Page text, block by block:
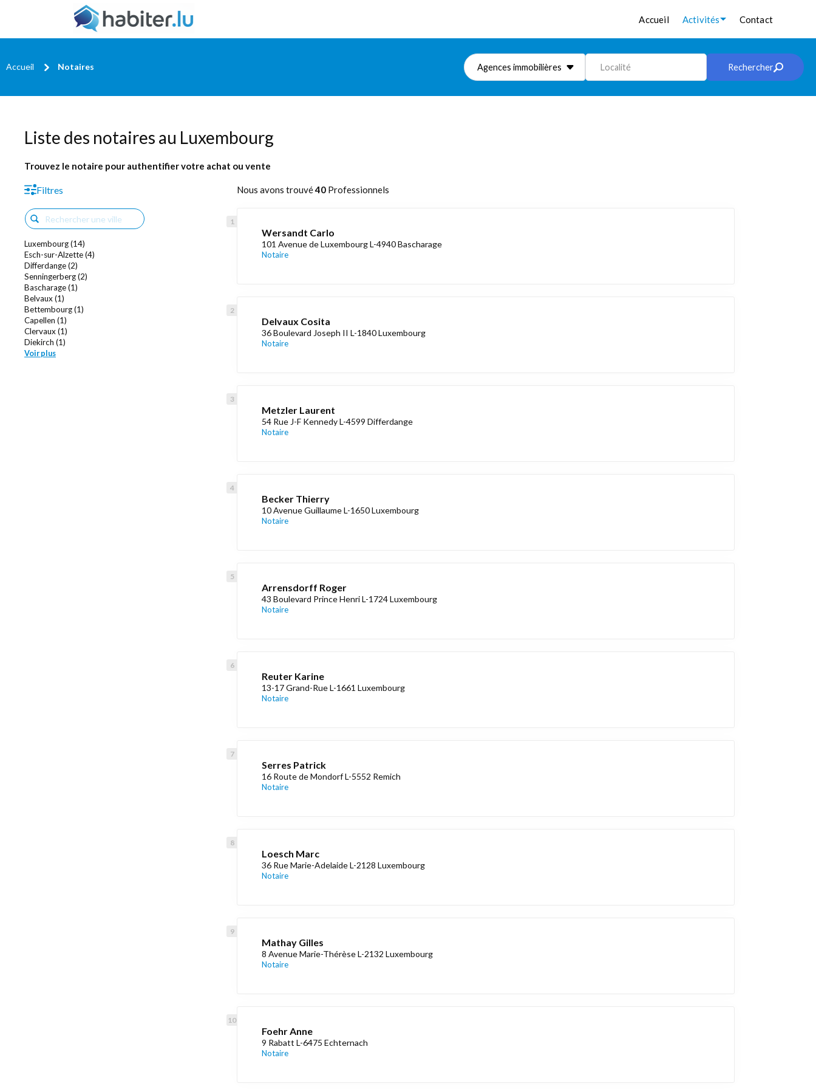
Accueil Activités Contact
Accueil Notaires Agences immobilières Localité Rechercher
Liste des notaires au Luxembourg
Trouvez le notaire pour authentifier votre achat ou vente
Filtres
Luxembourg (14)
Esch-sur-Alzette (4)
Differdange (2)
Senningerberg (2)
Bascharage (1)
Belvaux (1)
Bettembourg (1)
Capellen (1)
Clervaux (1)
Diekirch (1)
Voir plus
Nous avons trouvé40 Professionnels
Wersandt Carlo
101 Avenue de Luxembourg L-4940 Bascharage
Notaire
Delvaux Cosita
36 Boulevard Joseph II L-1840 Luxembourg
Notaire
Metzler Laurent
54 Rue J-F Kennedy L-4599 Differdange
Notaire
Becker Thierry
10 Avenue Guillaume L-1650 Luxembourg
Notaire
Arrensdorff Roger
43 Boulevard Prince Henri L-1724 Luxembourg
Notaire
Reuter Karine
13-17 Grand-Rue L-1661 Luxembourg
Notaire
Serres Patrick
16 Route de Mondorf L-5552 Remich
Notaire
Loesch Marc
36 Rue Marie-Adelaide L-2128 Luxembourg
Notaire
Mathay Gilles
8 Avenue Marie-Thérèse L-2132 Luxembourg
Notaire
Foehr Anne
9 Rabatt L-6475 Echternach
Notaire